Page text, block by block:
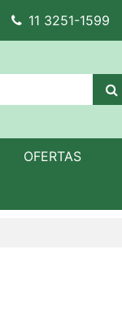
11 3251-1599
OFERTAS